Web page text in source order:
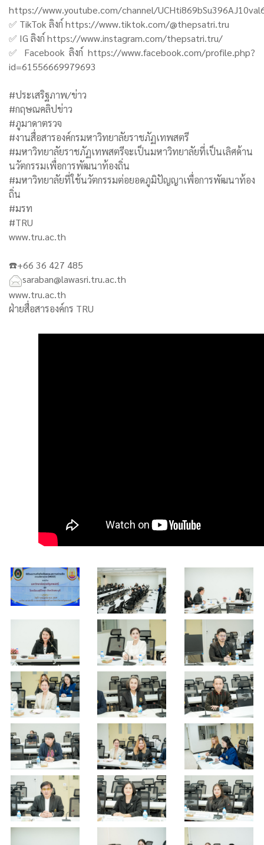
https://www.youtube.com/channel/
✅ TikTok ลิงก์ https://www.tiktok.com/@thepsatri.tru
✅ IG ลิงก์ https://www.instagram.com/thepsatri.tru/
✅ Facebook ลิงก์ https://www.facebook.com/profile.php?
id=61556669979693
#ประเสริฐภาพ/ข่าว
#กฤษณคลิปข่าว
#ภูมาดาตรวจ
#งานสื่อสารองค์กรมหาวิทยาลัยราชภัฏเทพสตรี
#มหาวิทยาลัยราชภัฏเทพสตรีจะเป็นมหาวิทยาลัยที่เป็นเลิศด้าน
นวัตกรรมเพื่อการพัฒนาท้องถิ่น
#มหาวิทยาลัยที่ใช้นวัตกรรมต่อยอดภูมิปัญญาเพื่อการพัฒนาท้อง
ถิ่น
#มรท
#TRU
www.tru.ac.th
☎️+66 36 427 485
saraban@lawasri.tru.ac.th
www.tru.ac.th
ฝ่ายสื่อสารองค์กร TRU